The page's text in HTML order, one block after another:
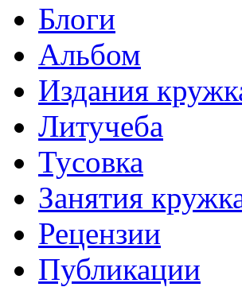
Блоги
Альбом
Издания
Литучеба
Тусовка
Занятия
Рецензии
Публикации